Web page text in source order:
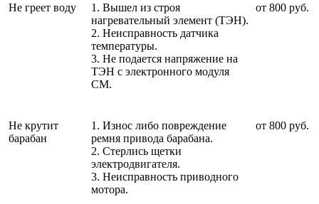
Не греет воду
1. Вышел из строя
нагревательный элемент (ТЭН).
2. Неисправность датчика
температуры.
3. Не подается напряжение на
ТЭН с электронного модуля
СМ.
от 800 руб.
Не крутит
барабан
1. Износ либо повреждение
ремня привода барабана.
2. Стерлись щетки
электродвигателя.
3. Неисправность приводного
мотора.
от 800 руб.